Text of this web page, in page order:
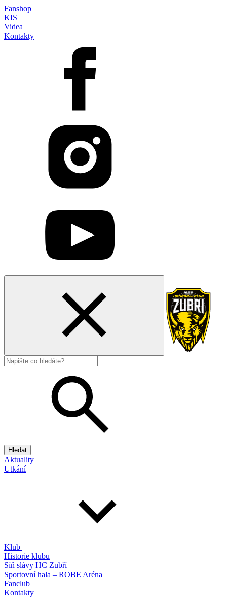
Fanshop
KIS
Videa
Kontakty
Hledat
Aktuality
Utkání
Klub
Historie klubu
Síň slávy HC Zubří
Sportovní hala – ROBE Aréna
Fanclub
Kontakty